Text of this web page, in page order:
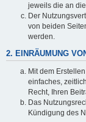
jeweils die an
Der
von beiden
werden.
2. EINRÄUMUNG
Mit dem
einfaches,
Recht, Ihren
Das
Kündigung des